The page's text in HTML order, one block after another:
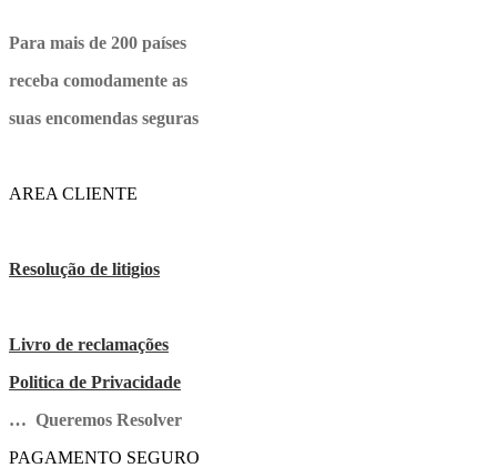
Para mais de 200 países
receba comodamente as
suas encomendas seguras
AREA CLIENTE
Resolução de litigios
Livro de reclamações
Politica de Privacidade
… Queremos Resolver
PAGAMENTO SEGURO